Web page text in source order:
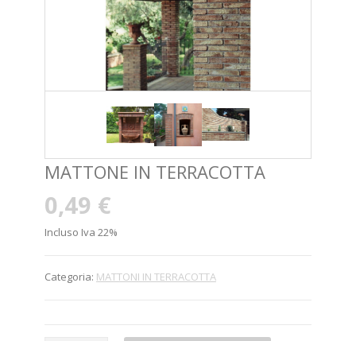
MATTONE IN TERRACOTTA
0,49 €
Incluso Iva 22%
Categoria: MATTONI IN TERRACOTTA